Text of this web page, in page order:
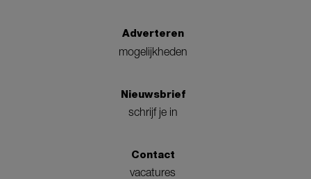
Adverteren
mogelijkheden
Nieuwsbrief
schrijf je in
Contact
vacatures